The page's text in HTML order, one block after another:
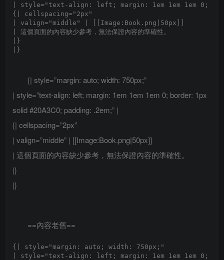
| style="text-align: left; margin: 1em 1em 1em 0;
{| cellspacing="2px"
| valign="middle" | [[Image:Book.png|50px]]
| 這個頁面的內容缺少參考，無法保證內容的準確性。
|}
{| style=”margin: auto; width: 750px;”
| style=”text-align: left; margin: 1em 1em 1em 0; border: 1px
solid #20A3C0; padding: .2em;” |
{| cellspacing=”2px”
| valign=”middle” | [[Image:Book.png|50px]]
| 這個頁面的內容缺少參考，無法保證內容的準確性。
|}
|}
==內容老舊==
{| style="margin: auto; width: 750px;"
| style="text-align: left; margin: 1em 1em 1em 0;